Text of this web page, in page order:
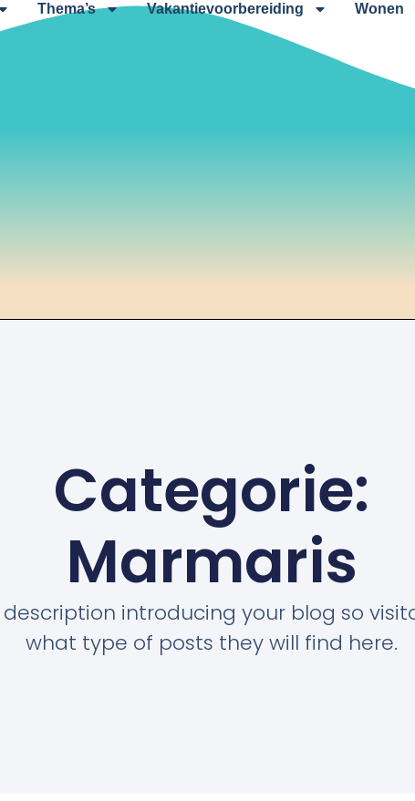
Thema’s Vakantievoorbereiding Wonen
Categorie:
Marmaris
description introducing your blog so
what type of posts they will find here.